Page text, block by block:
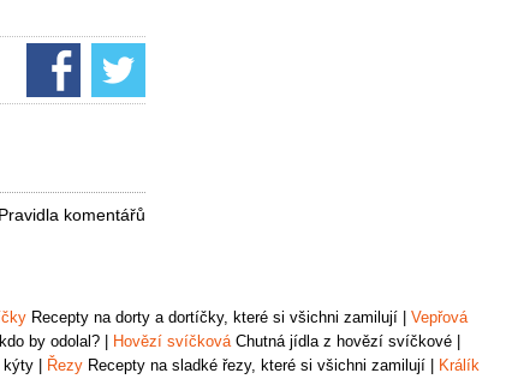
Pravidla komentářů
Recepty na dorty a dortíčky, které si všichni zamilují
Vepřová
by odolal? Hovězí svíčkováChutná jídla z hovězí svíčkové
kýty Řezy Recepty na sladké řezy, které si všichni zamilují
Králík